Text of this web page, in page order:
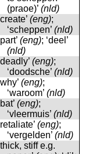
(praoe)’ (nld)
(eng);
‘scheppen’ (nld)
(eng); ‘deel’
(nld)
(eng);
‘doodsche’ (nld)
(eng);
‘waroom’ (nld)
(eng);
‘vleermuis’ (nld)
(eng);
‘vergelden’ (nld)
stiff e.g.